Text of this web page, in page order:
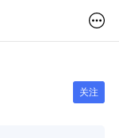
关注